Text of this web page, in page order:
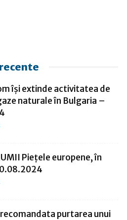
îşi extinde activitatea de
naturale în Bulgaria –
Pieţele europene, în
purtarea unui